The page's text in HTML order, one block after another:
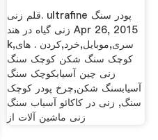
قلم زنی. ultrafine پودر سنگ
زنی گیاه در هند Apr 26, 2015
k,سری,موبایل,خرد,کردن . های
کوچک سنگ شکن کوچک سنگ
زنی چین آسیابکوچک سنگ
آسیابسنگ شکن,چرخ پودر کوچک
سنگ, زنی در کاکائو آسیاب سنگ
زنی ماشین آلات از